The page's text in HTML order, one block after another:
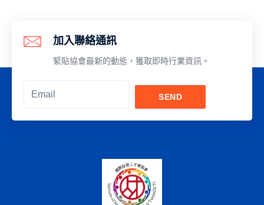
加入聯絡通訊
緊貼協會最新的動態，獲取即時行業資訊。
SEND